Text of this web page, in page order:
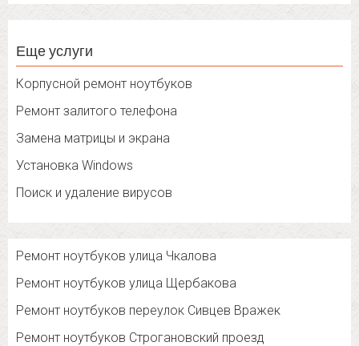
Еще услуги
Корпусной ремонт ноутбуков
Ремонт залитого телефона
Замена матрицы и экрана
Установка Windows
Поиск и удаление вирусов
Ремонт ноутбуков улица Чкалова
Ремонт ноутбуков улица Щербакова
Ремонт ноутбуков переулок Сивцев Вражек
Ремонт ноутбуков Строгановский проезд